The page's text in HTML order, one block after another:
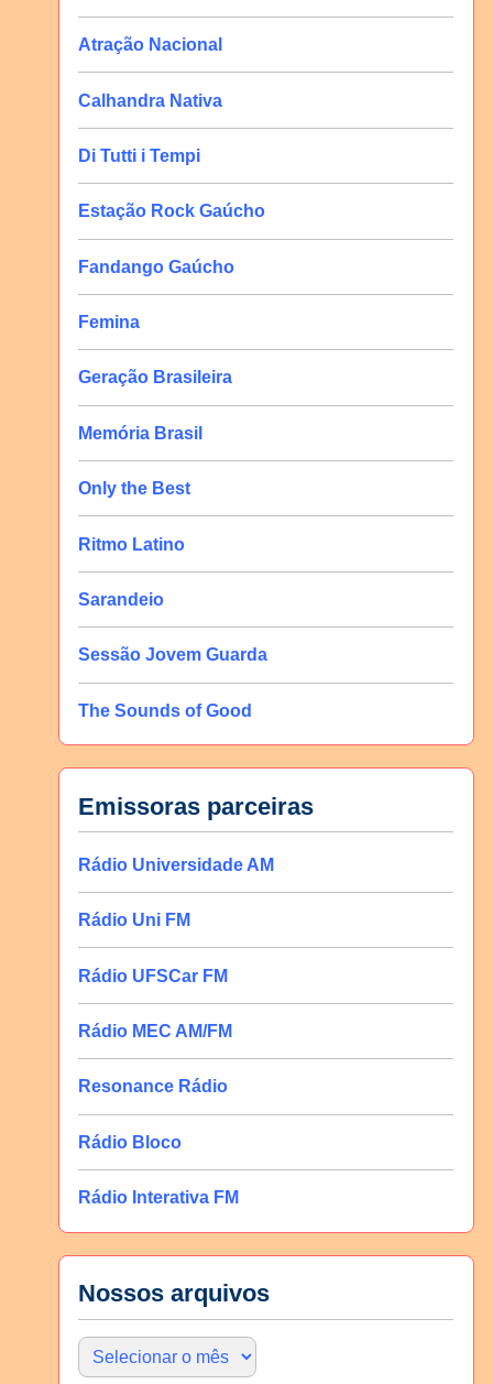
Atração Nacional
Calhandra Nativa
Di Tutti i Tempi
Estação Rock Gaúcho
Fandango Gaúcho
Femina
Geração Brasileira
Memória Brasil
Only the Best
Ritmo Latino
Sarandeio
Sessão Jovem Guarda
The Sounds of Good
Emissoras parceiras
Rádio Universidade AM
Rádio Uni FM
Rádio UFSCar FM
Rádio MEC AM/FM
Resonance Rádio
Rádio Bloco
Rádio Interativa FM
Nossos arquivos